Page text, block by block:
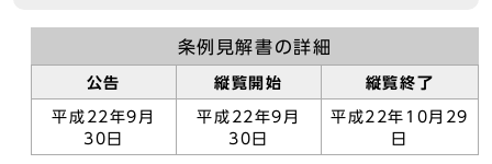
条例見解書の詳細
公告 縦覧開始 縦覧終了
平成22年9月
30日
平成22年9月
30日
平成22年10月29
日